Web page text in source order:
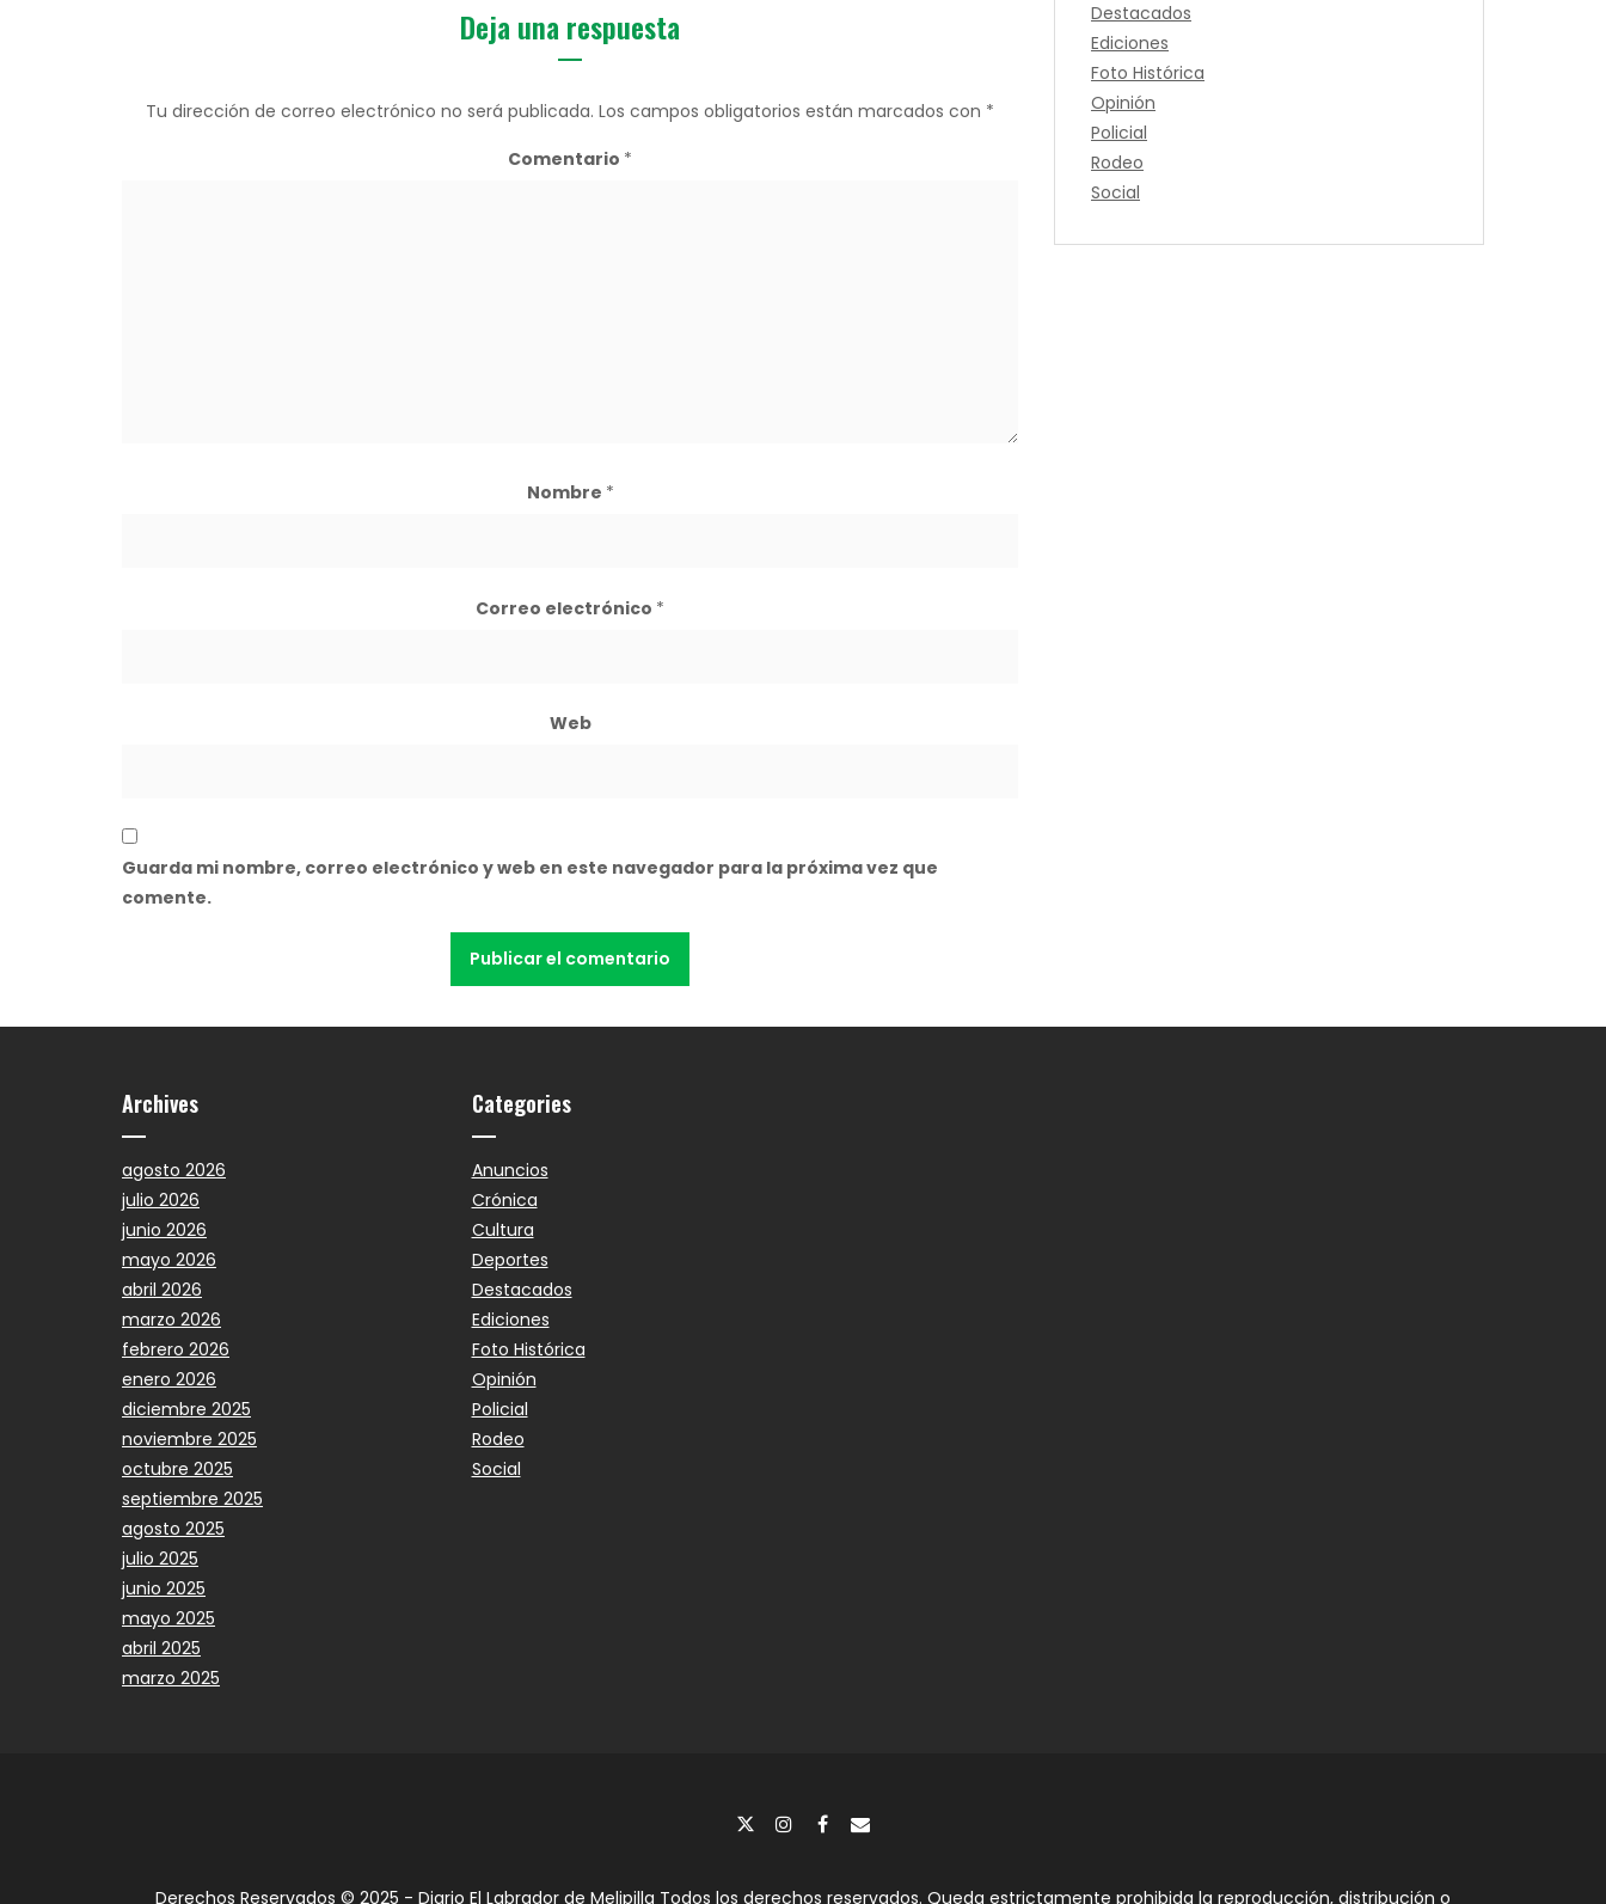
Deja una respuesta
Tu dirección de correo electrónico no será publicada. Los campos obligatorios están marcados con *
Comentario *
Nombre *
Correo electrónico *
Web
Guarda mi nombre, correo electrónico y web en este navegador para la próxima vez que
comente.
Destacados
Ediciones
Foto Histórica
Opinión
Policial
Rodeo
Social
Archives
agosto 2026
julio 2026
junio 2026
mayo 2026
abril 2026
marzo 2026
febrero 2026
enero 2026
diciembre 2025
noviembre 2025
octubre 2025
septiembre 2025
agosto 2025
julio 2025
junio 2025
mayo 2025
abril 2025
marzo 2025
Categories
Anuncios
Crónica
Cultura
Deportes
Destacados
Ediciones
Foto Histórica
Opinión
Policial
Rodeo
Social
Derechos Reservados © 2025 - Diario El Labrador de Melipilla Todos los derechos reservados. Queda estrictamente prohibida la reproducción, distribución o